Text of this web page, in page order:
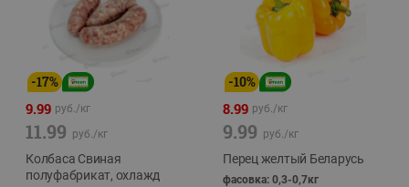
-17%
9.99 руб./кг
11.99 руб./кг
Колбаса Свиная
полуфабрикат, охлажд
-10%
8.99 руб./кг
9.99 руб./кг
Перец желтый Беларусь
фасовка: 0,3-0,7кг